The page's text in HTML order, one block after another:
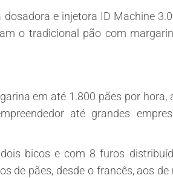
e injetora ID Machine
o tradicional pão com
em até 1.800 pães por
até grandes
bicos e com 8 furos
pães, desde o francês, aos